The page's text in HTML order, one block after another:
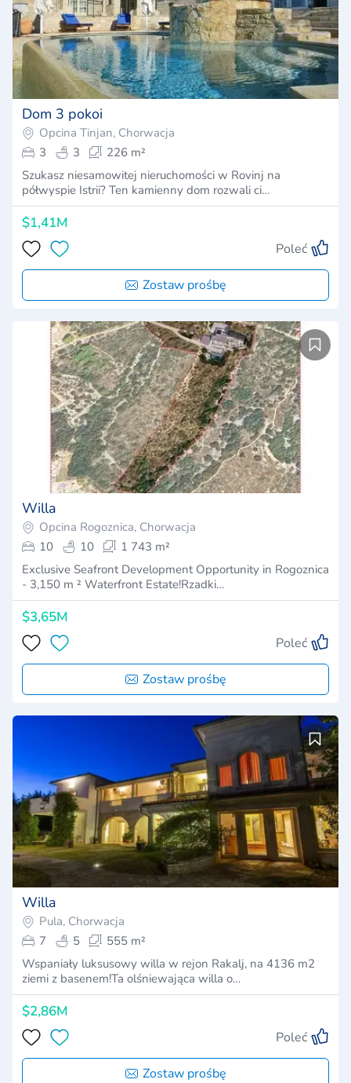
Dom 3 pokoi
Opcina Tinjan, Chorwacja
3
3
226 m²
Szukasz niesamowitej nieruchomości w Rovinj na
półwyspie Istrii? Ten kamienny dom rozwali ci…
$1,41M
Poleć
Zostaw prośbę
Willa
Opcina Rogoznica, Chorwacja
10
10
1 743 m²
Exclusive Seafront Development Opportunity in Rogoznica
- 3,150 m ² Waterfront Estate!Rzadki…
$3,65M
Poleć
Zostaw prośbę
Willa
Pula, Chorwacja
7
5
555 m²
Wspaniały luksusowy willa w rejon Rakalj, na 4136 m2
ziemi z basenem!Ta olśniewająca willa o…
$2,86M
Poleć
Zostaw prośbę